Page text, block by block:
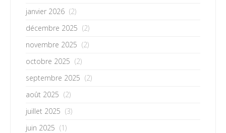
janvier 2026 (2)
décembre 2025 (2)
novembre 2025 (2)
octobre 2025 (2)
septembre 2025 (2)
août 2025 (2)
juillet 2025 (3)
juin 2025 (1)